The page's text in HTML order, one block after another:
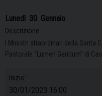
Lunedì 30 Gennaio
Descrizione:
I Ministri straordinari della
Pastorale “Lumen Gentium” di
Inizio:
30/01/2023 16:00